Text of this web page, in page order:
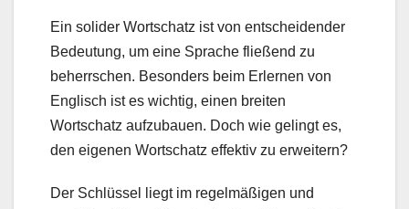
Ein solider Wortschatz ist von entscheidender
Bedeutung, um eine Sprache fließend zu
beherrschen. Besonders beim Erlernen von
Englisch ist es wichtig, einen breiten
Wortschatz aufzubauen. Doch wie gelingt es,
den eigenen Wortschatz effektiv zu erweitern?
Der Schlüssel liegt im regelmäßigen und